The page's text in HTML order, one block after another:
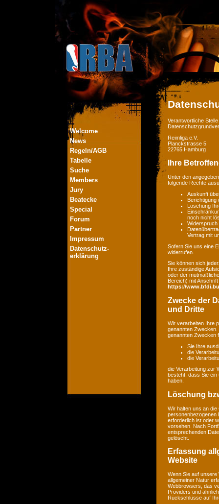
Welcome
News
Regeln/AGB
Tabelle
Suche
Members
Jury
Beatecke
Special
Forum
Partner
Impressum
Datenschutz-
erklärung
Verantwortliche
Reimliga e.V.
Planckstrasse 5
22765 Hamburg
Ihre
Unter den
folgende Rechte
Auskunft
Berichtigung
Löschung
noch nicht
Widerspruch
Vertrag mit
Sofern Sie uns eine
widerrufen.
Sie können sich
Ihre zuständige
oder der
Bereich) mit
https://
Zwecke der
und Dritte
Wir verarbeiten Ihre
genannten
genannten Zwecken
Sie Ihre
die
die
die Verarbeitung zur
besteht, dass Sie
haben.
Löschung
Wir halten uns an
personenbezogenen
erforderlich ist oder
vorsehen. Nach
entsprechenden
gelöscht.
Erfassung
Website
Wenn Sie auf
allgemeiner Natur
Webbrowsers, das
Providers und
Rückschlüsse auf